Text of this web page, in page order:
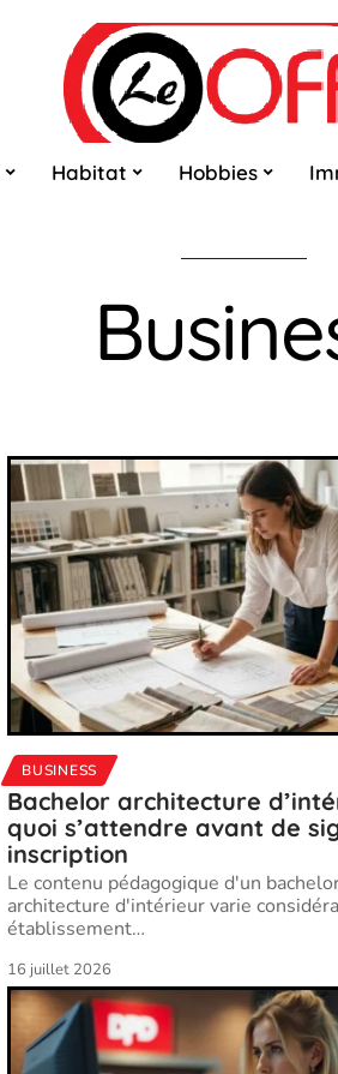
Habitat Hobbies
BUSINESS
Bachelor architecture
quoi s’attendre avant de
inscription
Le contenu pédagogique d'un
architecture d'intérieur varie
établissement…
16 juillet 2026